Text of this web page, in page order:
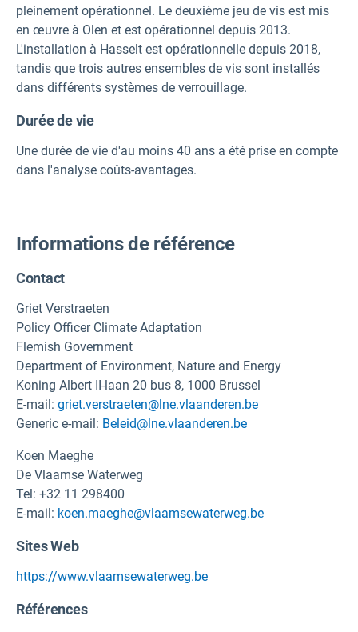
pleinement opérationnel. Le deuxième jeu de vis est mis
en œuvre à Olen et est opérationnel depuis 2013.
L'installation à Hasselt est opérationnelle depuis 2018,
tandis que trois autres ensembles de vis sont installés
dans différents systèmes de verrouillage.
Durée de vie
Une durée de vie d'au moins 40 ans a été prise en compte
dans l'analyse coûts-avantages.
Informations de référence
Contact
Griet Verstraeten
Policy Officer Climate Adaptation
Flemish Government
Department of Environment, Nature and Energy
Koning Albert II-laan 20 bus 8, 1000 Brussel
E-mail: griet.verstraeten@lne.vlaanderen.be
Generic e-mail: Beleid@lne.vlaanderen.be
Koen Maeghe
De Vlaamse Waterweg
Tel: +32 11 298400
E-mail: koen.maeghe@vlaamsewaterweg.be
Sites Web
https://www.vlaamsewaterweg.be
Références